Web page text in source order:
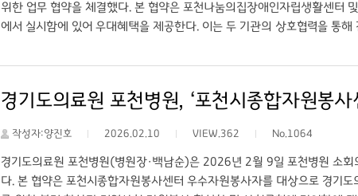
위한 업무 협약을 체결했다. 본 협약은 포천나눔의집장애인자립생활센터
에서 실시함에 있어 우대혜택을 제공한다. 이는 두 기관의 상호협력을 통
바람과 함께 자긍심을 가지는데 작은 도움을 주고자 이번 자리를 마련”
고 지원해주신 포천병원에 깊이 감사드린다”고 전했다. 포천장애인자립
종합검진은 경기도의료원 포천병원 건강검진센터(☎031-539-
로 예약이 가능하다.
경기도의료원 포천병원, ‘포천시종합자원봉
작성자:양진호 2026.02.10 VIEW.362 No.1064
경기도의료원 포천병원(병원장·백남순)은 2026년 2월 9일 포천병원 소
다. 본 협약은 포천시종합자원봉사센터 우수자원봉사자를 대상으로 경기